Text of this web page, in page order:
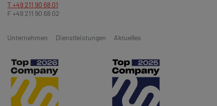
Unternehmen Dienstleistungen Aktuelles
T +49 211 90 68 01
F +49 211 90 68 02